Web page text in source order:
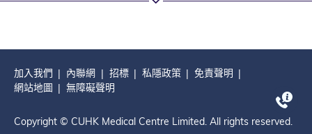
加入我們 內聯網 招標 私隱政策
免責聲明
網站地圖
無障礙聲明
Copyright © CUHK Medical Centre Limited. All rights reserved.